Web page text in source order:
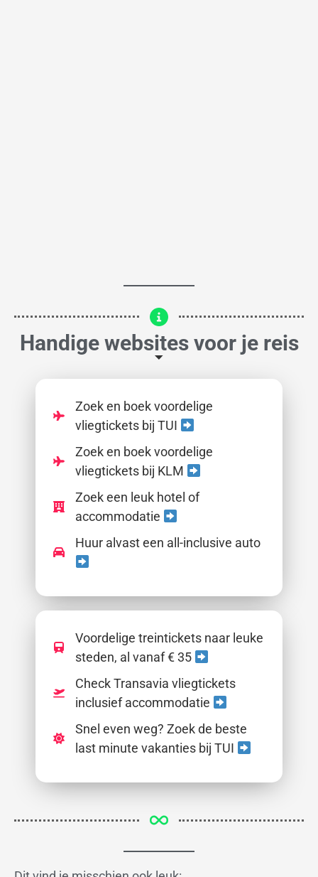
Handige websites voor je reis
Zoek en boek voordelige
vliegtickets bij TUI
Zoek en boek voordelige
vliegtickets bij KLM
Zoek een leuk hotel of
accommodatie
Huur alvast een all-inclusive auto
Voordelige treintickets naar leuke
steden, al vanaf € 35
Check Transavia vliegtickets
inclusief accommodatie
Snel even weg? Zoek de beste
last minute vakanties bij TUI